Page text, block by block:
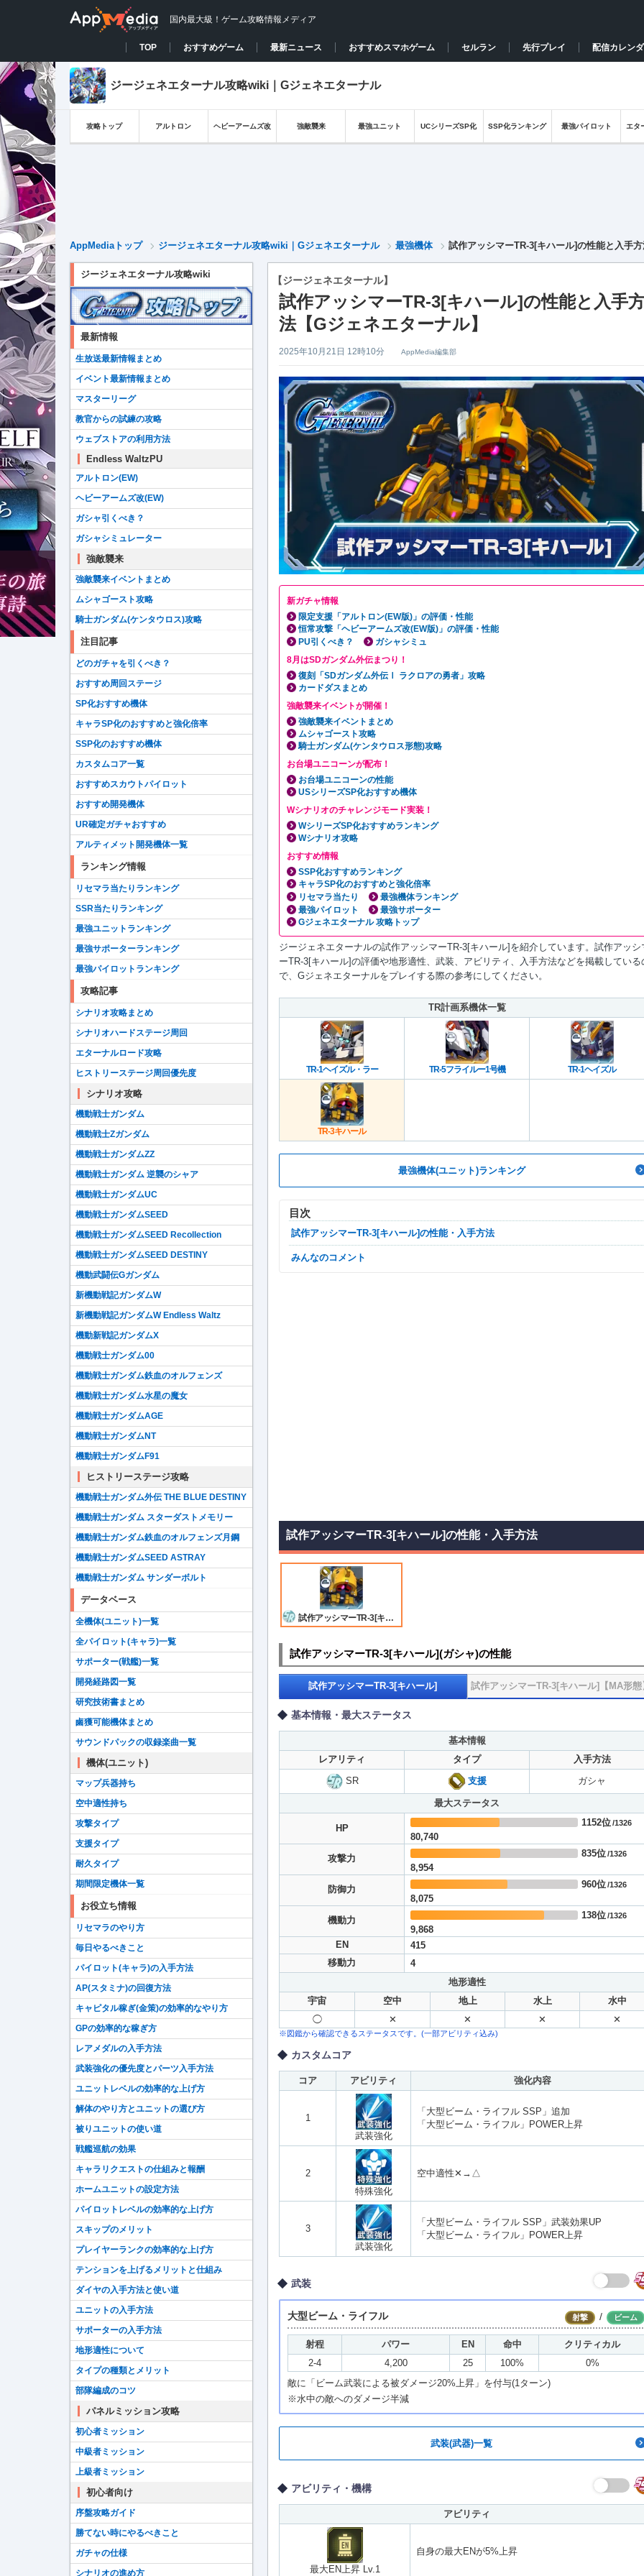
国内最大級！ゲーム攻略情報メディア
TOP おすすめゲーム 最新ニュース おすすめスマホゲーム セルラン 先行プレイ 配信カレン
ジージェネエターナル攻略wiki｜Gジェネエターナル
攻略トップ アルトロン ヘビーアームズ改 強敵襲来 最強ユニット UCシリーズSP化 SSP化ランキング 最強パイロット エタ
AppMediaトップ ジージェネエターナル攻略wiki｜Gジェネエターナル 最強機体 試作アッシマーTR-3[キハール]の性能と入手方
【ジージェネエターナル】
試作アッシマーTR-3[キハール]の性能と入手
法【Gジェネエターナル】
2025年10月21日 12時10分 AppMedia編集部
新ガチャ情報
限定支援「アルトロン(EW版)」の評価・性能
恒常攻撃「ヘビーアームズ改(EW版)」の評価・性能
PU引くべき？
ガシャシミュ
8月はSDガンダム外伝まつり！
復刻「SDガンダム外伝Ⅰ ラクロアの勇者」攻略
カードダスまとめ
強敵襲来イベントが開催！
強敵襲来イベントまとめ
ムシャゴースト攻略
騎士ガンダム(ケンタウロス形態)攻略
お台場ユニコーンが配布！
お台場ユニコーンの性能
USシリーズSP化おすすめ機体
Wシナリオのチャレンジモード実装！
WシリーズSP化おすすめランキング
Wシナリオ攻略
おすすめ情報
SSP化おすすめランキング
キャラSP化のおすすめと強化倍率
リセマラ当たり
最強機体ランキング
最強パイロット
最強サポーター
Gジェネエターナル 攻略トップ
ジージェネエターナルの試作アッシマーTR-3[キハール]を紹介しています。試作アッシ
ーTR-3[キハール]の評価や地形適性、武装、アビリティ、入手方法などを掲載している
で、Gジェネエターナルをプレイする際の参考にしてください。
TR計画系機体一覧
TR-1ヘイズル・ラー TR-5フライルー1号機 TR-1ヘイズル
TR-3キハール
最強機体(ユニット)ランキング
目次
試作アッシマーTR-3[キハール]の性能・入手方法
みんなのコメント
試作アッシマーTR-3[キハール]の性能・入手方法
試作アッシマーTR-3[キハール]
試作アッシマーTR-3[キハール](ガシャ)の性能
試作アッシマーTR-3[キハール] 試作アッシマーTR-3[キハール]【MA形態
基本情報・最大ステータス
基本情報
レアリティ タイプ 入手方法
SR 支援 ガシャ
最大ステータス
HP
80,740
1152位/1326
攻撃力
8,954
835位/1326
防御力
8,075
960位/1326
機動力
9,868
138位/1326
EN 415
移動力
4
地形適性
宇宙 空中 地上 水上 水中
◯ ✕ ✕ ✕ ✕
※図鑑から確認できるステータスです。(一部アビリティ込み)
カスタムコア
コア アビリティ 強化内容
1
武装強化
「大型ビーム・ライフル SSP」追加
「大型ビーム・ライフル」POWER上昇
2
特殊強化
空中適性✕→△
3
武装強化
「大型ビーム・ライフル SSP」武装効果UP
「大型ビーム・ライフル」POWER上昇
武装
大型ビーム・ライフル 射撃 / ビーム
射程 パワー EN 命中
クリティカル
2-4
4,200 25 100% 0%
敵に「ビーム武装による被ダメージ20%上昇」を付与(1ターン)
※水中の敵へのダメージ半減
武装(武器)一覧
アビリティ・機構
アビリティ
最大EN上昇 Lv.1
自身の最大ENが5%上昇
ジージェネエターナル攻略wiki
最新情報
生放送最新情報まとめ
イベント最新情報まとめ
マスターリーグ
教官からの試練の攻略
ウェブストアの利用方法
Endless WaltzPU
アルトロン(EW)
ヘビーアームズ改(EW)
ガシャ引くべき？
ガシャシミュレーター
強敵襲来
強敵襲来イベントまとめ
ムシャゴースト攻略
騎士ガンダム(ケンタウロス)攻略
注目記事
どのガチャを引くべき？
おすすめ周回ステージ
SP化おすすめ機体
キャラSP化のおすすめと強化倍率
SSP化のおすすめ機体
カスタムコア一覧
おすすめスカウトパイロット
おすすめ開発機体
UR確定ガチャおすすめ
アルティメット開発機体一覧
ランキング情報
リセマラ当たりランキング
SSR当たりランキング
最強ユニットランキング
最強サポーターランキング
最強パイロットランキング
攻略記事
シナリオ攻略まとめ
シナリオハードステージ周回
エターナルロード攻略
ヒストリーステージ周回優先度
シナリオ攻略
機動戦士ガンダム
機動戦士Zガンダム
機動戦士ガンダムZZ
機動戦士ガンダム 逆襲のシャア
機動戦士ガンダムUC
機動戦士ガンダムSEED
機動戦士ガンダムSEED Recollection
機動戦士ガンダムSEED DESTINY
機動武闘伝Gガンダム
新機動戦記ガンダムW
新機動戦記ガンダムW Endless Waltz
機動新戦記ガンダムX
機動戦士ガンダム00
機動戦士ガンダム鉄血のオルフェンズ
機動戦士ガンダム水星の魔女
機動戦士ガンダムAGE
機動戦士ガンダムNT
機動戦士ガンダムF91
ヒストリーステージ攻略
機動戦士ガンダム外伝 THE BLUE DESTINY
機動戦士ガンダム スターダストメモリー
機動戦士ガンダム鉄血のオルフェンズ月鋼
機動戦士ガンダムSEED ASTRAY
機動戦士ガンダム サンダーボルト
データベース
全機体(ユニット)一覧
全パイロット(キャラ)一覧
サポーター(戦艦)一覧
開発経路図一覧
研究技術書まとめ
鹵獲可能機体まとめ
サウンドパックの収録楽曲一覧
機体(ユニット)
マップ兵器持ち
空中適性持ち
攻撃タイプ
支援タイプ
耐久タイプ
期間限定機体一覧
お役立ち情報
リセマラのやり方
毎日やるべきこと
パイロット(キャラ)の入手方法
AP(スタミナ)の回復方法
キャピタル稼ぎ(金策)の効率的なやり方
GPの効率的な稼ぎ方
レアメダルの入手方法
武装強化の優先度とパーツ入手方法
ユニットレベルの効率的な上げ方
解体のやり方とユニットの選び方
被りユニットの使い道
戦艦巡航の効果
キャラリクエストの仕組みと報酬
ホームユニットの設定方法
パイロットレベルの効率的な上げ方
スキップのメリット
プレイヤーランクの効率的な上げ方
テンションを上げるメリットと仕組み
ダイヤの入手方法と使い道
ユニットの入手方法
サポーターの入手方法
地形適性について
タイプの種類とメリット
部隊編成のコツ
パネルミッション攻略
初心者ミッション
中級者ミッション
上級者ミッション
初心者向け
序盤攻略ガイド
勝てない時にやるべきこと
ガチャの仕様
シナリオの進め方